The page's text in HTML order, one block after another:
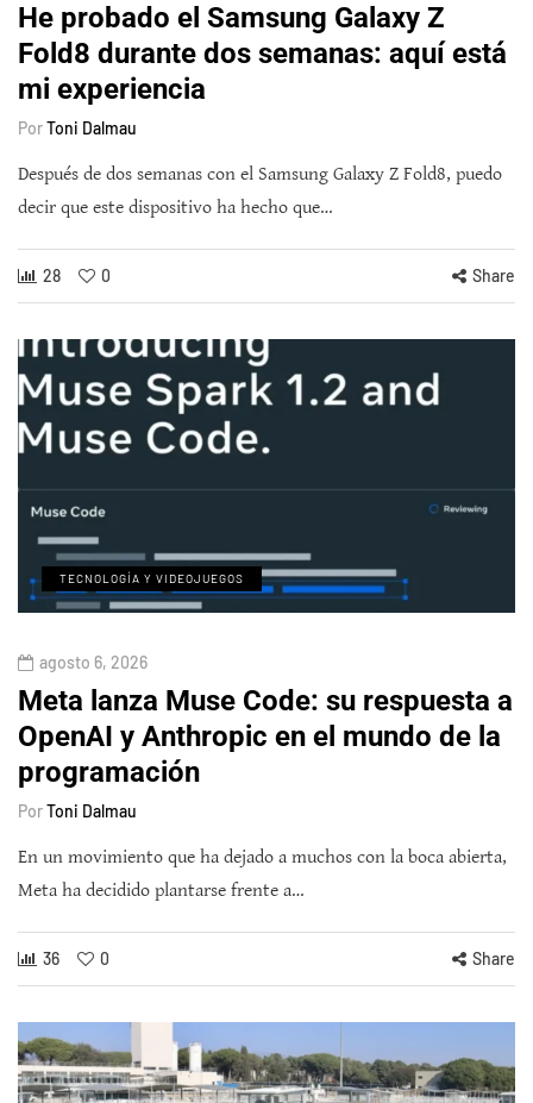
He probado el Samsung Galaxy Z
Fold8 durante dos semanas: aquí está
mi experiencia
PorToni Dalmau
Después de dos semanas con el Samsung Galaxy Z Fold8, puedo
decir que este dispositivo ha hecho que…
28 0 Share
TECNOLOGÍA Y VIDEOJUEGOS
agosto 6, 2026
Meta lanza Muse Code: su respuesta a
OpenAI y Anthropic en el mundo de la
programación
PorToni Dalmau
En un movimiento que ha dejado a muchos con la boca abierta,
Meta ha decidido plantarse frente a…
36 0 Share